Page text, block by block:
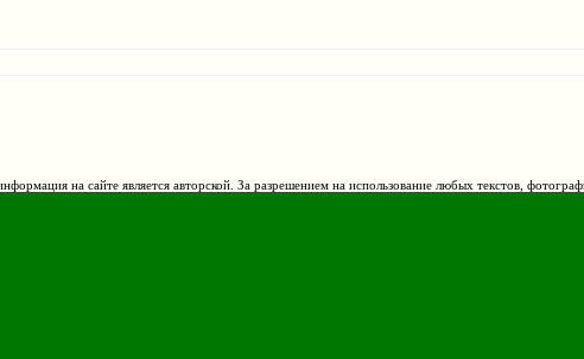
на сайте является авторской. За разрешением на использование любых текстов,